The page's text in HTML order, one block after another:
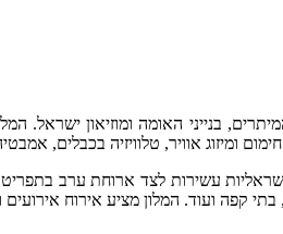
ומיזוג אוויר, טלוויזיה בכבלים,
עשירות לצד ארוחת ערב
קפה ועוד. המלון מציע אירוח אירועים